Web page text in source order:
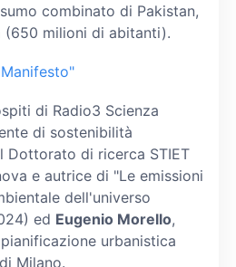
combinato di Pakistan,
(650 milioni di abitanti).
di Radio3 Scienza
di sostenibilità
Dottorato di ricerca STIET
e autrice di "Le emissioni
dell'universo
ed Eugenio Morello,
urbanistica
Milano.